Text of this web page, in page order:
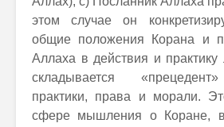
этом случае он
общие положения Корана и
Аллаха в действия и
складывается
практики, права и морали.
сфере мышления о Коране,